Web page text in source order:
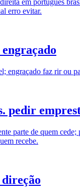
em portugues
erro evitar.
engraçado faz rir ou
pedir
parte de quem cede;
recebe.
direção